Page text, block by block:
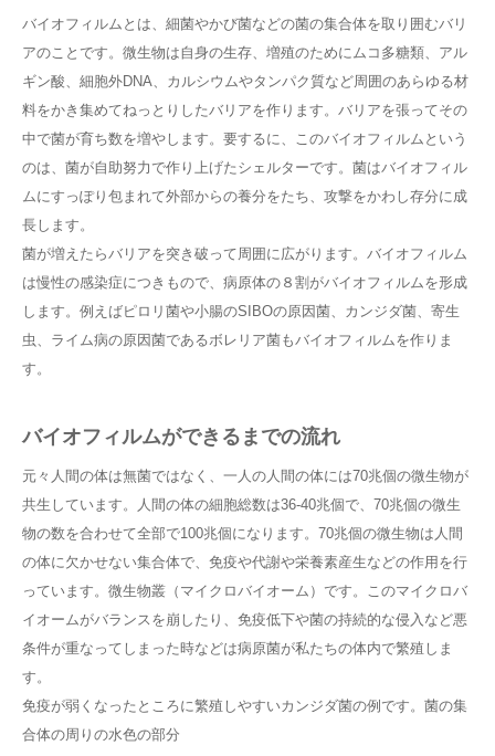
バイオフィルムとは、細菌やかび菌などの菌の集合体を取り囲むバリ
アのことです。微生物は自身の生存、増殖のためにムコ多糖類、アル
ギン酸、細胞外DNA、カルシウムやタンパク質など周囲のあらゆる材
料をかき集めてねっとりしたバリアを作ります。バリアを張ってその
中で菌が育ち数を増やします。要するに、このバイオフィルムという
のは、菌が自助努力で作り上げたシェルターです。菌はバイオフィル
ムにすっぽり包まれて外部からの養分をたち、攻撃をかわし存分に成
長します。
菌が増えたらバリアを突き破って周囲に広がります。バイオフィルム
は慢性の感染症につきもので、病原体の８割がバイオフィルムを形成
します。例えばピロリ菌や小腸のSIBOの原因菌、カンジダ菌、寄生
虫、ライム病の原因菌であるボレリア菌もバイオフィルムを作りま
す。
バイオフィルムができるまでの流れ
元々人間の体は無菌ではなく、一人の人間の体には70兆個の微生物が
共生しています。人間の体の細胞総数は36-40兆個で、70兆個の微生
物の数を合わせて全部で100兆個になります。70兆個の微生物は人間
の体に欠かせない集合体で、免疫や代謝や栄養素産生などの作用を行
っています。微生物叢（マイクロバイオーム）です。このマイクロバ
イオームがバランスを崩したり、免疫低下や菌の持続的な侵入など悪
条件が重なってしまった時などは病原菌が私たちの体内で繁殖しま
す。
免疫が弱くなったところに繁殖しやすいカンジダ菌の例です。菌の集
合体の周りの水色の部分